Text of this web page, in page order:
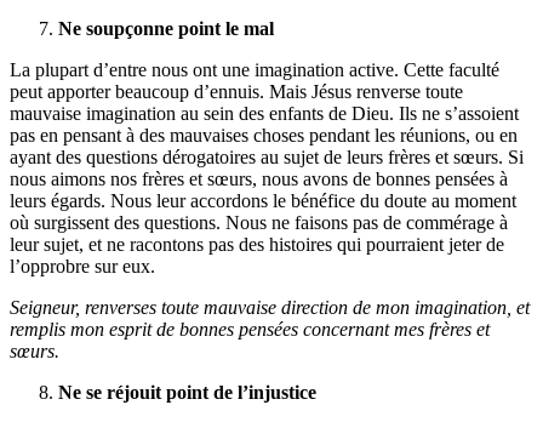
Ne soupçonne point le mal
La plupart d’entre nous ont une imagination active. Cette faculté
peut apporter beaucoup d’ennuis. Mais Jésus renverse toute
mauvaise imagination au sein des enfants de Dieu. Ils ne s’assoient
pas en pensant à des mauvaises choses pendant les réunions, ou en
ayant des questions dérogatoires au sujet de leurs frères et sœurs. Si
nous aimons nos frères et sœurs, nous avons de bonnes pensées à
leurs égards. Nous leur accordons le bénéfice du doute au moment
où surgissent des questions. Nous ne faisons pas de commérage à
leur sujet, et ne racontons pas des histoires qui pourraient jeter de
l’opprobre sur eux.
Seigneur, renverses toute mauvaise direction de mon imagination, et
remplis mon esprit de bonnes pensées concernant mes frères et
sœurs.
Ne se réjouit point de l’injustice